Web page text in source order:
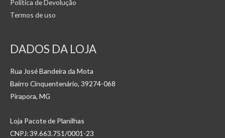
Política de Devolução
Termos de uso
DADOS DA LOJA
Rua José Bandeira da Mota
Bairro Cinquentenário, 39274-068
Pirapora, MG
Loja Pacote de Planilhas
CNPJ: 39.663.751/0001-23